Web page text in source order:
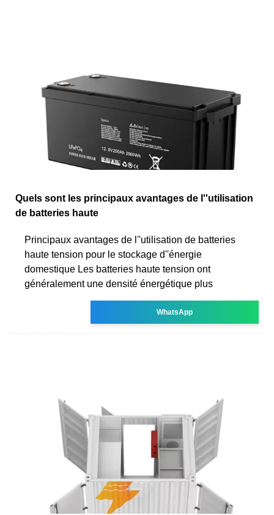
Quels sont les principaux avantages de l''utilisation
de batteries haute
Principaux avantages de l''utilisation de batteries
haute tension pour le stockage d''énergie
domestique Les batteries haute tension ont
généralement une densité énergétique plus
WhatsApp